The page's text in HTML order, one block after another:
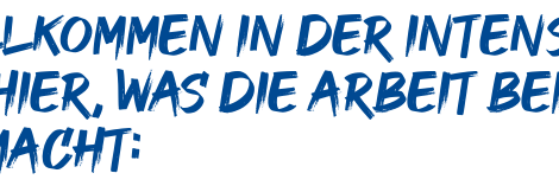
in der
hier, was die Arbeit